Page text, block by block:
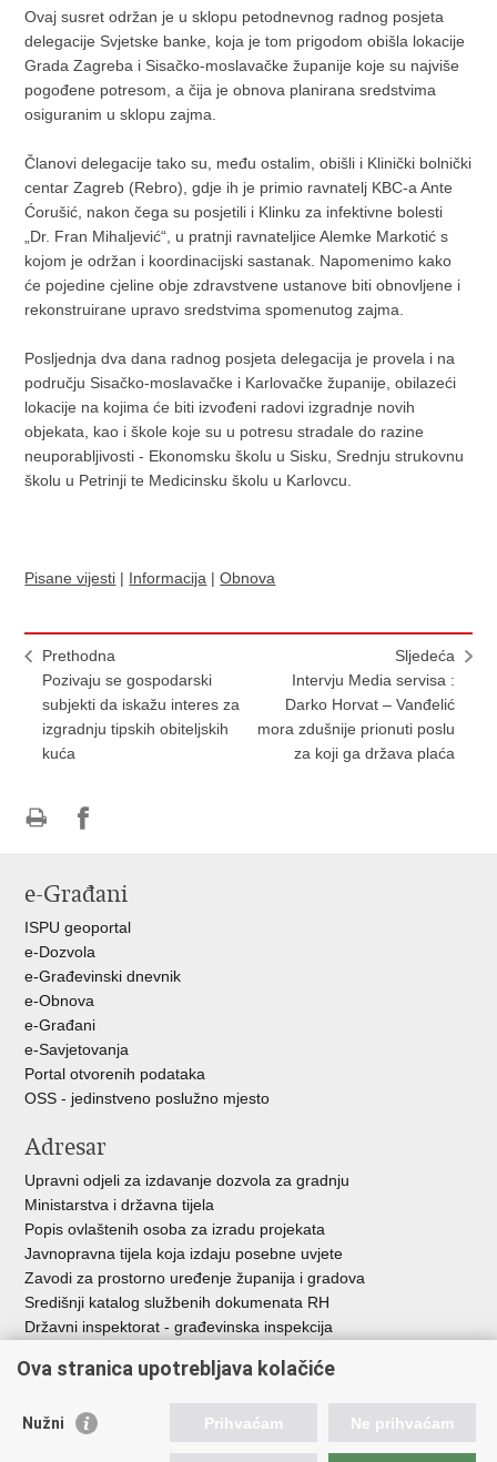
Ovaj susret održan je u sklopu petodnevnog radnog posjeta
delegacije Svjetske banke, koja je tom prigodom obišla lokacije
Grada Zagreba i Sisačko-moslavačke županije koje su najviše
pogođene potresom, a čija je obnova planirana sredstvima
osiguranim u sklopu zajma.
Članovi delegacije tako su, među ostalim, obišli i Klinički bolnički
centar Zagreb (Rebro), gdje ih je primio ravnatelj KBC-a Ante
Ćorušić, nakon čega su posjetili i Klinku za infektivne bolesti
„Dr. Fran Mihaljević“, u pratnji ravnateljice Alemke Markotić s
kojom je održan i koordinacijski sastanak. Napomenimo kako
će pojedine cjeline obje zdravstvene ustanove biti obnovljene i
rekonstruirane upravo sredstvima spomenutog zajma.
Posljednja dva dana radnog posjeta delegacija je provela i na
području Sisačko-moslavačke i Karlovačke županije, obilazeći
lokacije na kojima će biti izvođeni radovi izgradnje novih
objekata, kao i škole koje su u potresu stradale do razine
neuporabljivosti - Ekonomsku školu u Sisku, Srednju strukovnu
školu u Petrinji te Medicinsku školu u Karlovcu.
Pisane vijesti | Informacija |Obnova
Prethodna
Pozivaju se gospodarski
subjekti da iskažu interes za
izgradnju tipskih obiteljskih
kuća
Sljedeća
Intervju Media servisa :
Darko Horvat – Vanđelić
mora zdušnije prionuti poslu
za koji ga država plaća
FacebookuTwitteru
e-Građani
ISPU geoportal
e-Dozvola
e-Građevinski dnevnik
e-Obnova
e-Građani
e-Savjetovanja
Portal otvorenih podataka
OSS - jedinstveno poslužno mjesto
Adresar
Upravni odjeli za izdavanje dozvola za gradnju
Ministarstva i državna tijela
Popis ovlaštenih osoba za izradu projekata
Javnopravna tijela koja izdaju posebne uvjete
Zavodi za prostorno uređenje županija i gradova
Središnji katalog službenih dokumenata RH
Državni inspektorat - građevinska inspekcija
Vlada Republike Hrvatske
Ova stranica upotrebljava kolačiće
Nužni Prihvaćam Ne prihvaćam